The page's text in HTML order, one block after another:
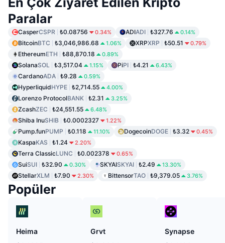
Paralar
CasperCSPR ₺0.08756 0.34% ADIADI ₺327.76 0.14%
BitcoinBTC ₺3,046,986.68 1.06% XRPXRP ₺50.51 0.79%
EthereumETH ₺88,870.18 0.89%
SolanaSOL ₺3,517.04 1.15% PiPI ₺4.21 6.43%
CardanoADA ₺9.28 0.59%
HyperliquidHYPE ₺2,714.55 4.00%
Lorenzo ProtocolBANK ₺2.31 3.25%
ZcashZEC ₺24,551.55 6.48%
Shiba InuSHIB ₺0.0002327 1.22%
Pump.funPUMP ₺0.118 11.10% DogecoinDOGE ₺3.32 0.45%
KaspaKAS ₺1.24 2.20%
Terra ClassicLUNC ₺0.002378 0.65%
SuiSUI ₺32.90 0.30% SKYAISKYAI ₺2.49 13.30%
StellarXLM ₺7.90 2.30% BittensorTAO ₺9,379.05 3.76%
Popüler
Heima
Grvt
Synapse